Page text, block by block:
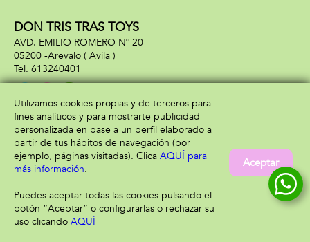
Filtrar
DON TRIS TRAS TOYS
AVD. EMILIO ROMERO Nº 20
05200 -Arevalo ( Avila )
613240401
Información
Aviso legal
Política de privacidad
Política de cookies
Atención al cliente
Envío y devolución
Utilizamos cookies propias y de terceros para
fines analíticos y para mostrarte publicidad
personalizada en base a un perfil elaborado a
partir de tus hábitos de navegación (por
ejemplo, páginas visitadas). Clica AQUÍ para
más información.
Puedes aceptar todas las cookies pulsando el
botón “Aceptar” o configurarlas o rechazar su
uso clicando AQUÍ
Aceptar